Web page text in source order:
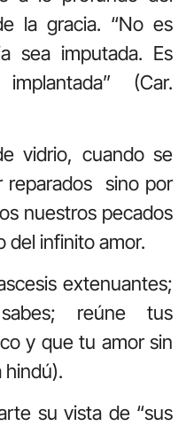
la gracia. “No es
sea imputada. Es
(Car.
vidrio, cuando se
reparados sino por
nuestros pecados
del infinito amor.
extenuantes;
reúne tus
y que tu amor sin
hindú).
su vista de “sus